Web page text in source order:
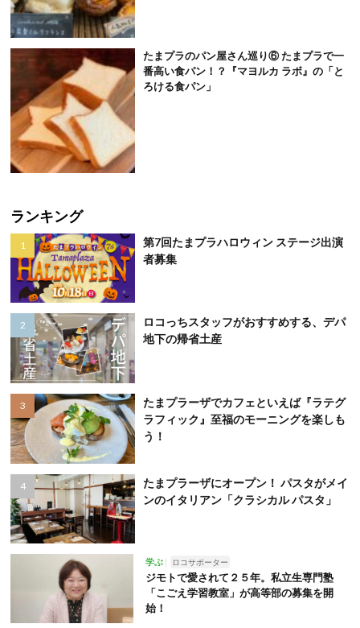
たまプラのパン屋さん巡り⑥ たまプラで一
番高い食パン！？『マヨルカ ラボ』の「と
ろける食パン」
ランキング
第7回たまプラハロウィン ステージ出演
者募集
ロコっちスタッフがおすすめする、デパ
地下の帰省土産
たまプラーザでカフェといえば『ラテグ
ラフィック』至福のモーニングを楽しも
う！
たまプラーザにオープン！ パスタがメイ
ンのイタリアン「クラシカル パスタ」
学ぶ ロコサポーター
ジモトで愛されて２５年。私立生専門塾
「こごえ学習教室」が高等部の募集を開
始！